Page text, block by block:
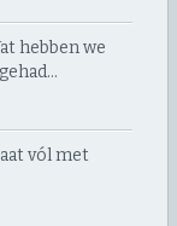
hebben we
vól met